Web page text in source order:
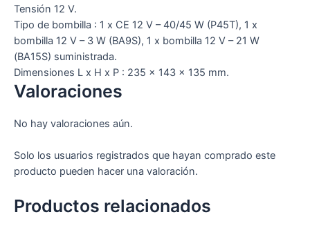
Tensión 12 V.
Tipo de bombilla : 1 x CE 12 V – 40/45 W (P45T), 1 x
bombilla 12 V – 3 W (BA9S), 1 x bombilla 12 V – 21 W
(BA15S) suministrada.
Dimensiones L x H x P : 235 x 143 x 135 mm.
Valoraciones
No hay valoraciones aún.
Solo los usuarios registrados que hayan comprado este
producto pueden hacer una valoración.
Productos relacionados